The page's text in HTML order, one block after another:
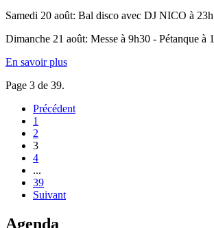
Samedi 20 août: Bal disco avec DJ NICO à
Dimanche 21 août: Messe à 9h30 - Pétanque
En savoir plus
Page 3 de 39.
Précédent
1
2
3
4
...
39
Suivant
Agenda